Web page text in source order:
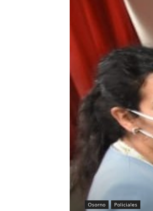
Osorno Policiales